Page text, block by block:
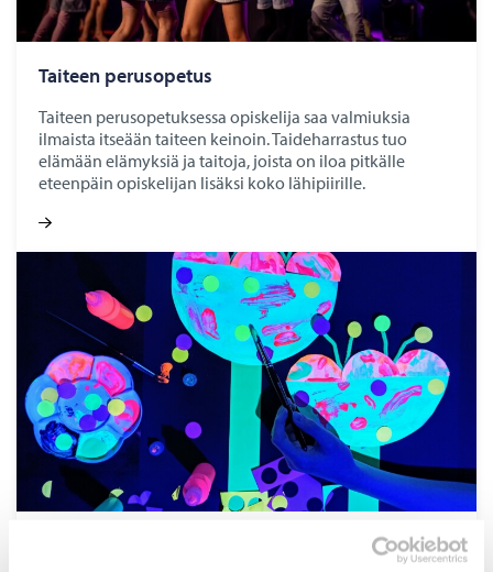
Tai­teen pe­rus­o­pe­tus
Taiteen perusopetuksessa opiskelija saa valmiuksia
ilmaista itseään taiteen keinoin. Taideharrastus tuo
elämään elämyksiä ja taitoja, joista on iloa pitkälle
eteenpäin opiskelijan lisäksi koko lähipiirille.